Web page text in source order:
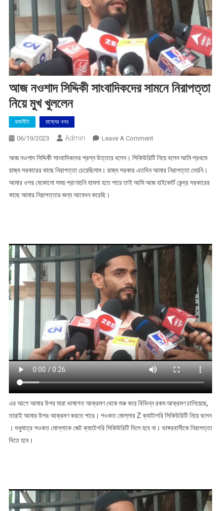
আজ নওশাদ সিদ্দিকী সাংবাদিকদের সামনে নিরাপত্তা
নিয়ে মুখ খুললেন
রাজনীতি রাজ্যের খবর
06/19/2023 Admin Leave A CommentOn
নওশাদ
সিদ্দিকী
সাংবাদিকদের
আজ নওশাদ সিদ্দিকী সাংবাদিকদের প্রশ্ন উত্তরে বলেন। সিকিউরিটি নিয়ে বলেন আমি প্রথমে
রাজ্য সরকারের কাছে নিরাপত্তা চেয়েছিলাম। রাজ্য সরকার এতদিন আমার নিরাপত্তা দেয়নি।
আমার ওপর যেকোনো সময় প্রাণহানি হামলা হতে পারে তাই আমি আজ হাইকোর্ট কেন্দ্র সরকারের
কাছে আমার নিরাপত্তার জন্য আবেদন করেছি।
এর আগে আমার উপর যারা ভাষাগত আক্রমণ থেকে শুরু করে বিভিন্ন রকম আক্রমণ চালিয়েছে,
তারাই আমার উপর আক্রমণ করতে পারে। শওকত মোল্লার Z ক্যাটাগরি সিকিউরিটি নিয়ে বলেন
। শুধুমাত্র শওকত মোল্লাকে জেট ক্যাটেগরি সিকিউরিটি দিলে হবে না। ভাঙ্গরবাসীকে নিরাপত্তা
দিতে হবে।